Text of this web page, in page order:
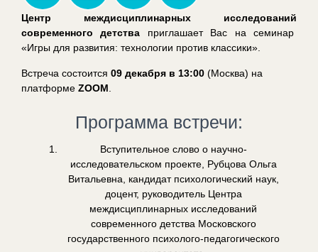
Центр междисциплинарных исследований
современного детства приглашает Вас на семинар
«Игры для развития: технологии против классики».
Встреча состоится 09 декабря в 13:00 (Москва) на
платформе ZOOM.
Программа встречи:
Вступительное слово о научно-
исследовательском проекте, Рубцова Ольга
Витальевна, кандидат психологический наук,
доцент, руководитель Центра
междисциплинарных исследований
современного детства Московского
государственного психолого-педагогического